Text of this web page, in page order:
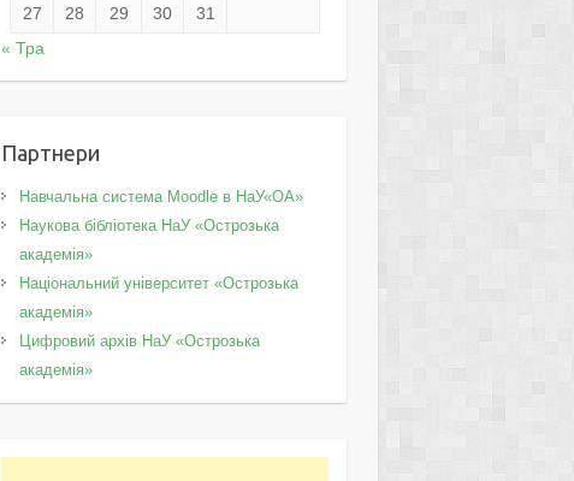
27 28 29 30
31
« Тра
Партнери
Навчальна система Moodle в НаУ«ОА»
Наукова бібліотека НаУ «Острозька
академія»
Національний університет «Острозька
академія»
Цифровий архів НаУ «Острозька
академія»